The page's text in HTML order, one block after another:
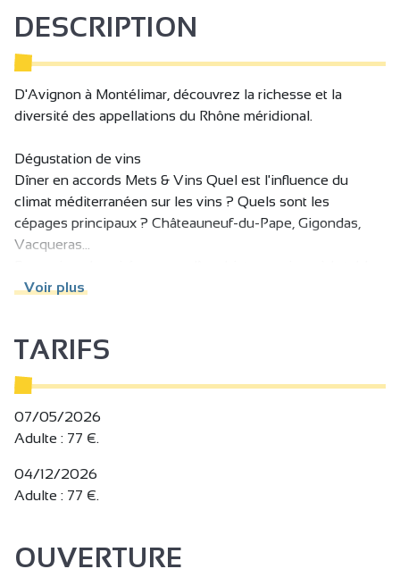
DESCRIPTION
D'Avignon à Montélimar, découvrez la richesse et la
diversité des appellations du Rhône méridional.
Dégustation de vins
Dîner en accords Mets & Vins Quel est l'influence du
climat méditerranéen sur les vins ? Quels sont les
cépages principaux ? Châteauneuf-du-Pape, Gigondas,
Vacqueras...
d'Hôtes de la Maison M. CHAPOUTIER. A la fin de votre
Voir plus
TARIFS
07/05/2026
Adulte : 77 €.
04/12/2026
Adulte : 77 €.
OUVERTURE